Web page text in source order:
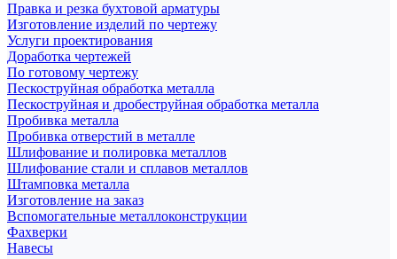
Правка и резка бухтовой арматуры
Изготовление изделий по чертежу
Услуги проектирования
Доработка чертежей
По готовому чертежу
Пескоструйная обработка металла
Пескоструйная и дробеструйная обработка металла
Пробивка металла
Пробивка отверстий в металле
Шлифование и полировка металлов
Шлифование стали и сплавов металлов
Штамповка металла
Изготовление на заказ
Вспомогательные металлоконструкции
Фахверки
Навесы